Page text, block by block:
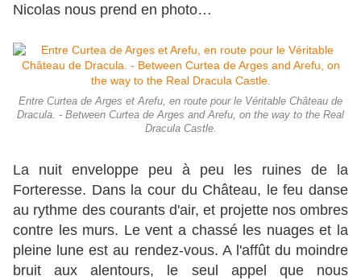
Nicolas nous prend en photo…
Entre Curtea de Arges et Arefu, en route pour le Véritable Château de
Dracula. - Between Curtea de Arges and Arefu, on the way to the Real
Dracula Castle.
La nuit enveloppe peu à peu les ruines de la
Forteresse. Dans la cour du Château, le feu danse
au rythme des courants d'air, et projette nos ombres
contre les murs. Le vent a chassé les nuages et la
pleine lune est au rendez-vous. A l'affût du moindre
bruit aux alentours, le seul appel que nous